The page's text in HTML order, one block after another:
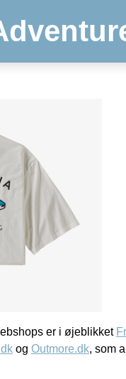
er i øjeblikket
og Outmore.dk, som